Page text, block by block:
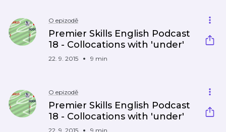
O epizodě
Premier Skills English Podcast
18 - Collocations with 'under'
22. 9. 2015 9 min
O epizodě
Premier Skills English Podcast
18 - Collocations with 'under'
22. 9. 2015 9 min